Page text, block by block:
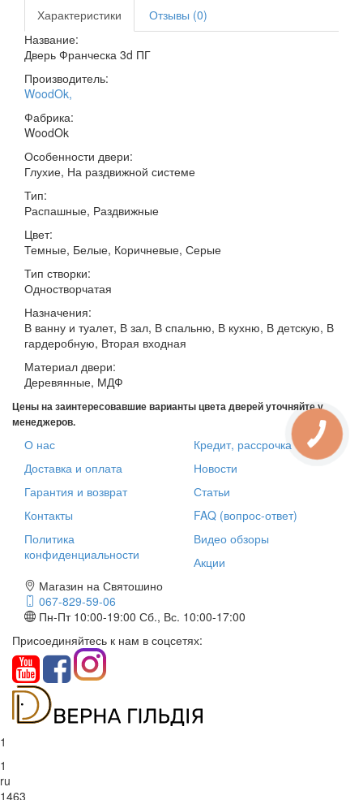
Характеристики
Отзывы (0)
Название:
Дверь Франческа 3d ПГ
Производитель:
WoodOk,
Фабрика:
WoodOk
Особенности двери:
Глухие, На раздвижной системе
Тип:
Распашные, Раздвижные
Цвет:
Темные, Белые, Коричневые, Серые
Тип створки:
Одностворчатая
Назначения:
В ванну и туалет, В зал, В спальню, В кухню, В детскую, В
гардеробную, Вторая входная
Материал двери:
Деревянные, МДФ
Цены на заинтересовавшие варианты цвета дверей уточняйте у
менеджеров.
О нас
Доставка и оплата
Гарантия и возврат
Контакты
Политика
конфиденциальности
Кредит, рассрочка
Новости
Статьи
FAQ (вопрос-ответ)
Видео обзоры
Акции
Магазин на Святошино
067-829-59-06
Пн-Пт 10:00-19:00 Сб., Вс. 10:00-17:00
Присоединяйтесь к нам в соцсетях:
1
1
ru
1463